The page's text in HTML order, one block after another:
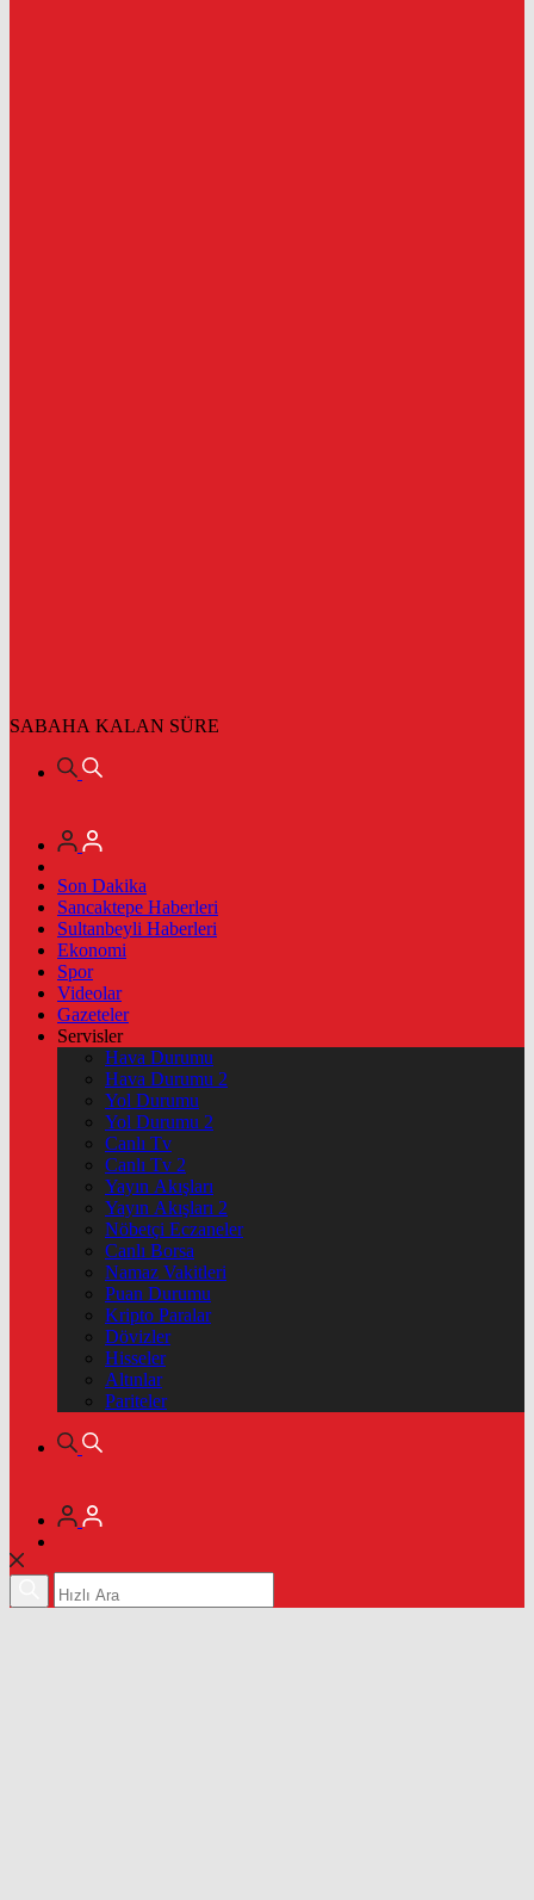
SABAHA KALAN SÜRE
Son Dakika
Sancaktepe Haberleri
Sultanbeyli Haberleri
Ekonomi
Spor
Videolar
Gazeteler
Servisler
Hava Durumu
Hava Durumu 2
Yol Durumu
Yol Durumu 2
Canlı Tv
Canlı Tv 2
Yayın Akışları
Yayın Akışları 2
Nöbetçi Eczaneler
Canlı Borsa
Namaz Vakitleri
Puan Durumu
Kripto Paralar
Dövizler
Hisseler
Altınlar
Pariteler